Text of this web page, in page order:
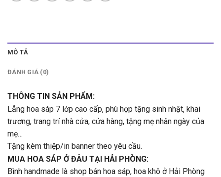
MÔ TẢ
ĐÁNH GIÁ (0)
THÔNG TIN SẢN PHẨM:
Lẵng hoa sáp 7 lớp cao cấp, phù hợp tặng sinh nhật, khai
trương, trang trí nhà cửa, cửa hàng, tặng mẹ nhân ngày của
mẹ…
Tặng kèm thiệp/in banner theo yêu cầu.
MUA HOA SÁP Ở ĐÂU TẠI HẢI PHÒNG:
Bình handmade là shop bán hoa sáp, hoa khô ở Hải Phòng